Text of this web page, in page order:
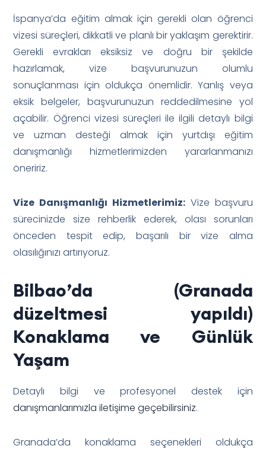
İspanya’da eğitim almak için gerekli olan öğrenci
vizesi süreçleri, dikkatli ve planlı bir yaklaşım gerektirir.
Gerekli evrakları eksiksiz ve doğru bir şekilde
hazırlamak, vize başvurunuzun olumlu
sonuçlanması için oldukça önemlidir. Yanlış veya
eksik belgeler, başvurunuzun reddedilmesine yol
açabilir. Öğrenci vizesi süreçleri ile ilgili detaylı bilgi
ve uzman desteği almak için yurtdışı eğitim
danışmanlığı hizmetlerimizden yararlanmanızı
öneririz.
Vize Danışmanlığı Hizmetlerimiz: Vize başvuru
sürecinizde size rehberlik ederek, olası sorunları
önceden tespit edip, başarılı bir vize alma
olasılığınızı artırıyoruz.
Bilbao’da (Granada
düzeltmesi yapıldı)
Konaklama ve Günlük
Yaşam
Detaylı bilgi ve profesyonel destek için
danışmanlarımızla iletişime geçebilirsiniz.
Granada’da konaklama seçenekleri oldukça